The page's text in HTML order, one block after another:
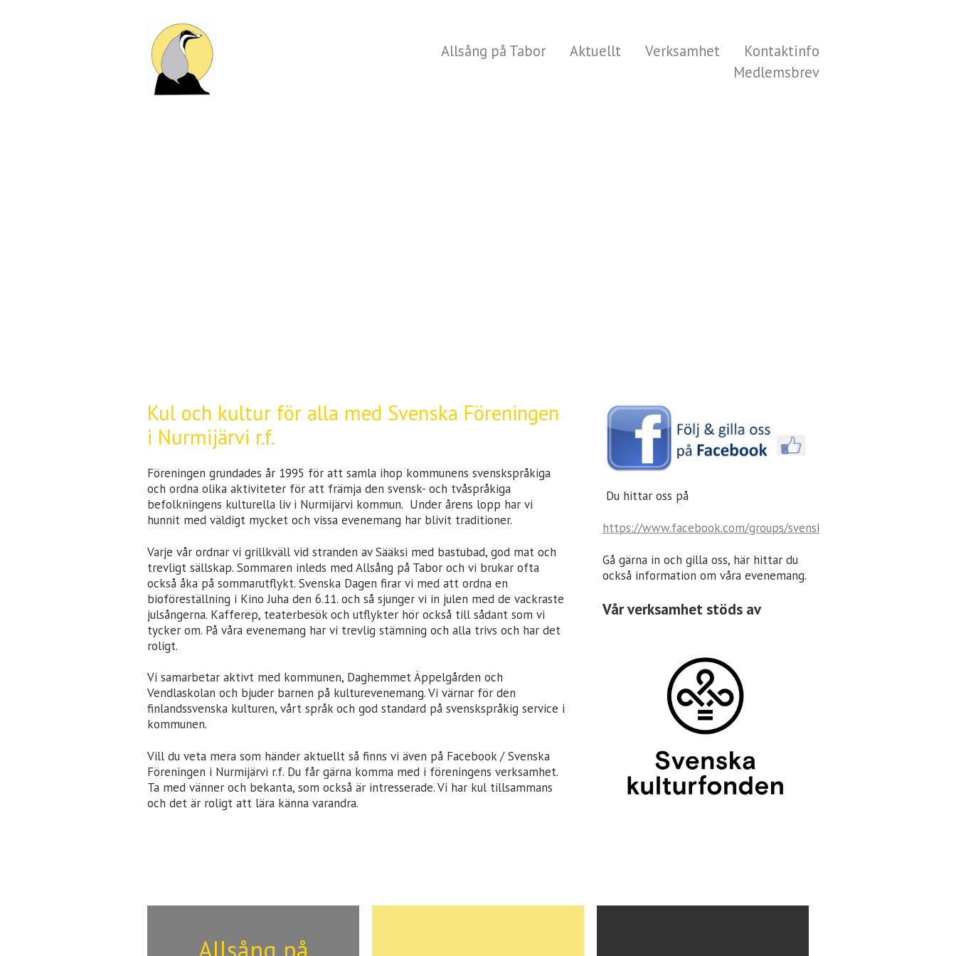
Allsång på Tabor Aktuellt Verksamhet
Kontaktinfo
Medlemsbrev
Kul och kultur för alla med Svenska Föreningen
i Nurmijärvi r.f.
Föreningen grundades år 1995 för att samla ihop kommunens svenskspråkiga
och ordna olika aktiviteter för att främja den svensk- och tvåspråkiga
befolkningens kulturella liv i Nurmijärvi kommun. Under årens lopp har vi
hunnit med väldigt mycket och vissa evenemang har blivit traditioner.
Varje vår ordnar vi grillkväll vid stranden av Sääksi med bastubad, god mat och
trevligt sällskap. Sommaren inleds med Allsång på Tabor och vi brukar ofta
också åka på sommarutflykt. Svenska Dagen firar vi med att ordna en
bioföreställning i Kino Juha den 6.11. och så sjunger vi in julen med de vackraste
julsångerna. Kafferep, teaterbesök och utflykter hör också till sådant som vi
tycker om. På våra evenemang har vi trevlig stämning och alla trivs och har det
roligt.
Vi samarbetar aktivt med kommunen, Daghemmet Äppelgården och
Vendlaskolan och bjuder barnen på kulturevenemang. Vi värnar för den
finlandssvenska kulturen, vårt språk och god standard på svenskspråkig service i
kommunen.
Vill du veta mera som händer aktuellt så finns vi även på Facebook / Svenska
Föreningen i Nurmijärvi r.f. Du får gärna komma med i föreningens verksamhet.
Ta med vänner och bekanta, som också är intresserade. Vi har kul tillsammans
och det är roligt att lära känna varandra.
Du hittar oss på
https://www.facebook.com/groups/svenskaforeningeninurmijarvi/
Gå gärna in och gilla oss, här hittar du
också information om våra evenemang.
Vår verksamhet stöds av
Allsång på